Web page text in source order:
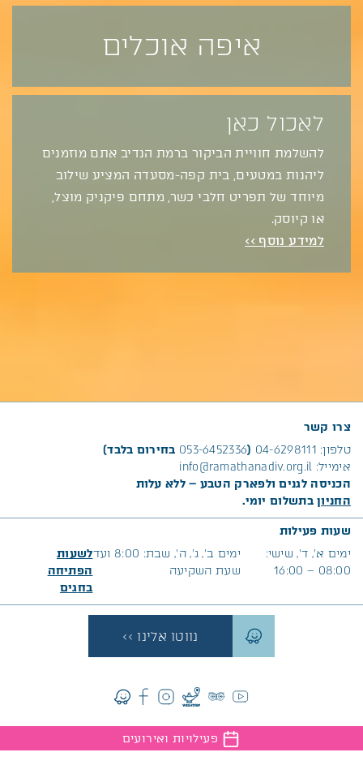
איפה אוכלים
לאכול כאן
להשלמת חוויית הביקור ברמת הנדיב אתם מוזמנים
ליהנות במטעים, בית קפה-מסעדה המציע שילוב
מיוחד של תפריט חלבי כשר, מתחם פיקניק מוצל,
או קיוסק.
למידע נוסף >>
פעילויות ואירועים
צרו קשר
טלפון: 04-6298111
(
053-6452336 בחירום בלבד)
אימייל: info@ramathanadiv.org.il
הכניסה לגנים ולפארק הטבע – ללא עלות
החניוןבתשלום יומי.
שעות פעילות
ימים א׳, ד’, שישי:
08:00 – 16:00
ימים ב’, ג’, ה’, שבת: 8:00 ועד
שעת השקיעה
לשעות
הפתיחה
בחגים
נווטו אלינו >>
המגזין שיחבר אתכם לטבע, אירועים, כתבות מעניינות וכל מה